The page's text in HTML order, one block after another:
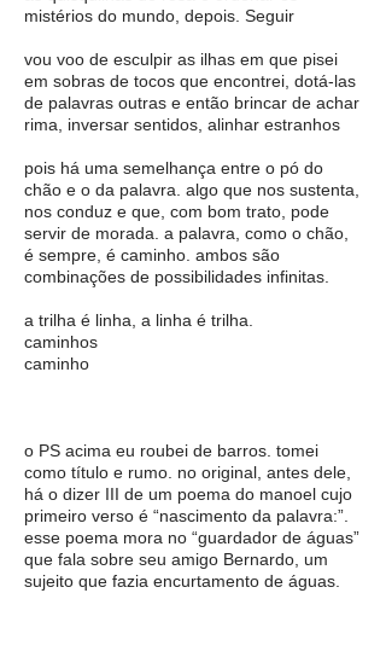
mistérios do mundo, depois. Seguir
vou voo de esculpir as ilhas em que pisei
em sobras de tocos que encontrei, dotá-las
de palavras outras e então brincar de achar
rima, inversar sentidos, alinhar estranhos
pois há uma semelhança entre o pó do
chão e o da palavra. algo que nos sustenta,
nos conduz e que, com bom trato, pode
servir de morada. a palavra, como o chão,
é sempre, é caminho. ambos são
combinações de possibilidades infinitas.
a trilha é linha, a linha é trilha.
caminhos
caminho
o PS acima eu roubei de barros. tomei
como título e rumo. no original, antes dele,
há o dizer III de um poema do manoel cujo
primeiro verso é “nascimento da palavra:”.
esse poema mora no “guardador de águas”
que fala sobre seu amigo Bernardo, um
sujeito que fazia encurtamento de águas.